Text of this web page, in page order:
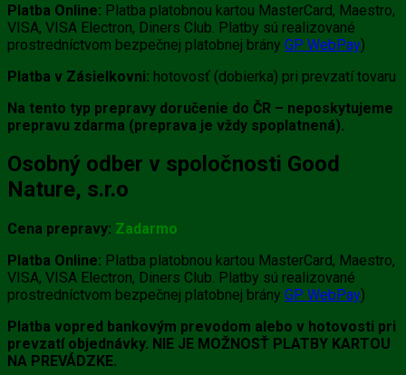
Platba Online: Platba platobnou kartou MasterCard, Maestro,
VISA, VISA Electron, Diners Club. Platby sú realizované
prostredníctvom bezpečnej platobnej brány GP WebPay)
Platba v Zásielkovni: hotovosť (dobierka) pri prevzatí tovaru
Na tento typ prepravy doručenie do ČR – neposkytujeme
prepravu zdarma (preprava je vždy spoplatnená).
Osobný odber v spoločnosti Good
Nature, s.r.o
Cena prepravy: Zadarmo
Platba Online: Platba platobnou kartou MasterCard, Maestro,
VISA, VISA Electron, Diners Club. Platby sú realizované
prostredníctvom bezpečnej platobnej brány GP WebPay)
Platba vopred bankovým prevodom alebo v hotovosti pri
prevzatí objednávky. NIE JE MOŽNOSŤ PLATBY KARTOU
NA PREVÁDZKE.